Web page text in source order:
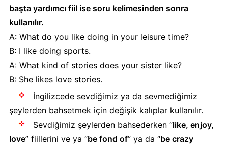
başta yardımcı fiil ise soru kelimesinden sonra
kullanılır.
A: What do you like doing in your leisure time?
B: I like doing sports.
A: What kind of stories does your sister like?
B: She likes love stories.
İngilizcede sevdiğimiz ya da sevmediğimiz
şeylerden bahsetmek için değişik kalıplar kullanılır.
Sevdiğimiz şeylerden bahsederken “like, enjoy,
love” fiillerini ve ya “be fond of” ya da “be crazy